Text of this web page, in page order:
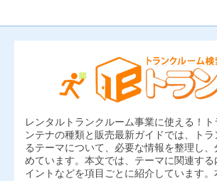
レンタルトランクルーム事業に使える！
ンテナの種類と販売最新ガイドでは、ト
るテーマについて、必要な情報を整理し、
めています。本文では、テーマに関連す
イントなどを項目ごとに紹介しています